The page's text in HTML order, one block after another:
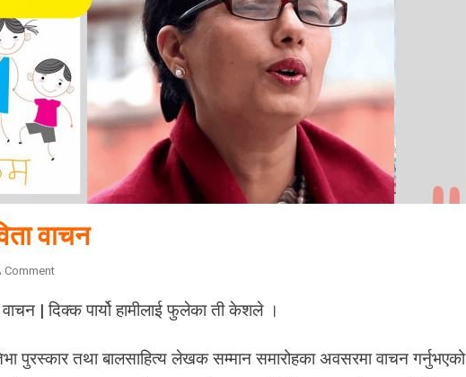
वाचन
CommentO
प्र
भ
| दिक्क पार्यो हामीलाई फुलेका ती केशले ।
पुरस्कार तथा बालसाहित्य लेखक सम्मान समारोहका अवसरमा वाचन गर्नुभएको